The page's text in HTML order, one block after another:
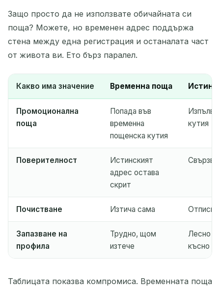
Защо просто да не използвате обичайната си
поща? Можете, но временен адрес поддържа
стена между една регистрация и останалата част
от живота ви. Ето бърз паралел.
Какво има значение Временна поща
Промоционална
поща
Попада във
временна
пощенска кутия
кутия
Поверителност
Истинският
адрес остава
скрит
Свързва
Почистване Изтича сама
Запазване на
профила
Трудно, щом
изтече
Лесно
късно
Таблицата показва компромиса. Временната поща